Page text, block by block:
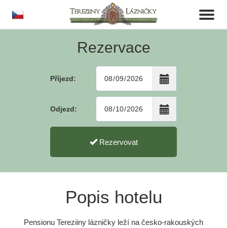
Toggle
Rezervace
Příjezd:
Odjezd:
Rezervovat
Popis hotelu
Pensionu Tereziiny lázničky leží na česko-rakouských